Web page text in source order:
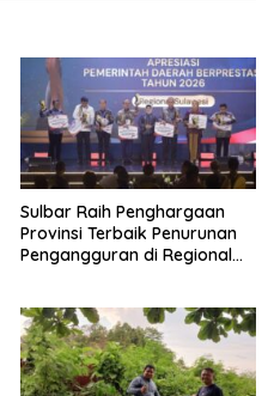
Sulbar Raih Penghargaan
Provinsi Terbaik Penurunan
Pengangguran di Regional